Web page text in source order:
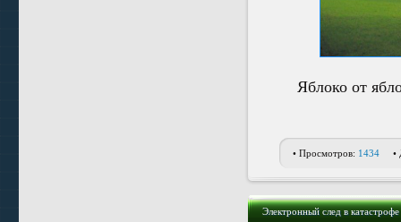
Яблоко от
• Просмотров: 1434 •
Электронный след в